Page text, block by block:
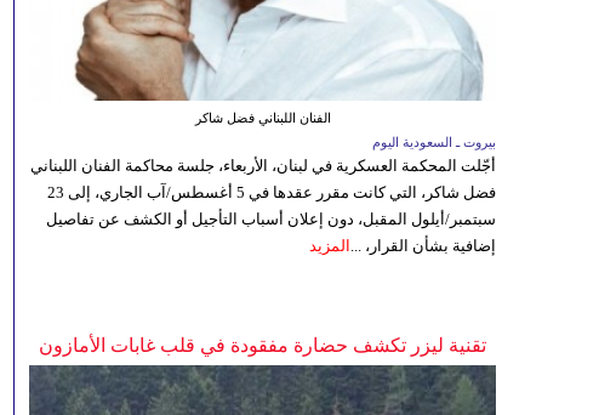
الفنان اللبناني فضل شاكر
بيروت ـ السعودية اليوم
أجّلت المحكمة العسكرية في لبنان، الأربعاء، جلسة محاكمة الفنان اللبناني
فضل شاكر، التي كانت مقرر عقدها في 5 أغسطس/آب الجاري، إلى 23
سبتمبر/أيلول المقبل، دون إعلان أسباب التأجيل أو الكشف عن تفاصيل
إضافية بشأن القرار، ... المزيد
تقنية ليزر تكشف حضارة مفقودة في قلب غابات الأمازون